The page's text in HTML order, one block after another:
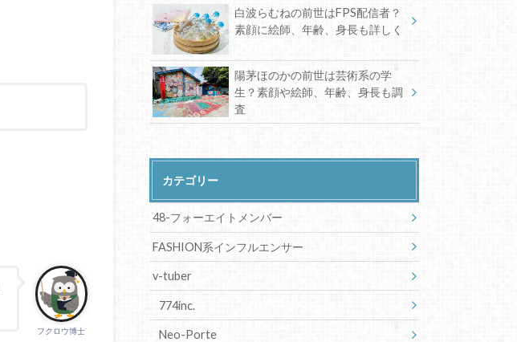
フクロウ博士
白波らむねの前世はFPS配信者？
素顔に絵師、年齢、身長も詳しく
陽茅ほのかの前世は芸術系の学
生？素顔や絵師、年齢、身長も調
査
カテゴリー
48-フォーエイトメンバー
FASHION系インフルエンサー
v-tuber
774inc.
Neo-Porte